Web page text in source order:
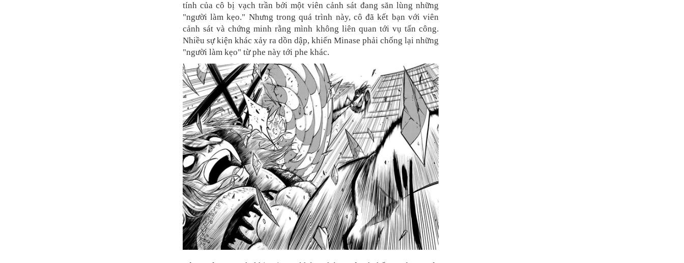
tính của cô bị vạch trần bởi một viên cảnh sát đang săn lùng những
"người làm kẹo." Nhưng trong quá trình này, cô đã kết bạn với viên
cảnh sát và chứng minh rằng mình không liên quan tới vụ tấn công.
Nhiều sự kiện khác xảy ra dồn dập, khiến Minase phải chống lại những
"người làm kẹo" từ phe này tới phe khác.